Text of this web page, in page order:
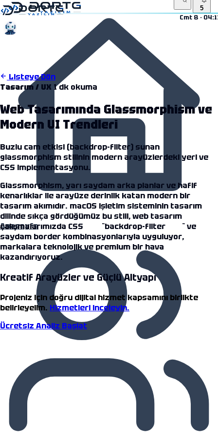
5
Cmt 8 ·
Anasayfa
Listeye Dön
Tasarım / UX 1 dk okuma
Web Tasarımında Glassmorphism ve
Modern UI Trendleri
Buzlu cam etkisi (backdrop-filter) sunan
glassmorphism stilinin modern arayüzlerdeki yeri ve
CSS implementasyonu.
Glassmorphism, yarı saydam arka planlar ve hafif
kenarlıklar ile arayüze derinlik katan modern bir
tasarım akımıdır. macOS işletim sisteminin tasarım
dilinde sıkça gördüğümüz bu stili,web tasarım
çalışmalarımızda CSS `backdrop-filter` ve
saydam border kombinasyonlarıyla uyguluyor,
markalara teknolojik ve premium bir hava
kazandırıyoruz.
Kreatif Arayüzler ve Güçlü Altyapı
Projeniz için doğru dijital hizmet kapsamını birlikte
belirleyelim. Hizmetleri inceleyin.
Ücretsiz Analiz Başlat